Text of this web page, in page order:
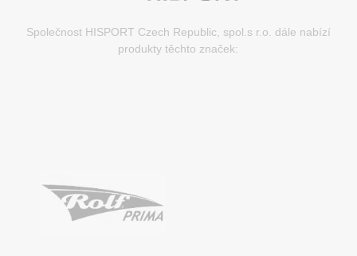
Společnost HISPORT Czech Republic, spol.s r.o. dále nabízí
produkty těchto značek: